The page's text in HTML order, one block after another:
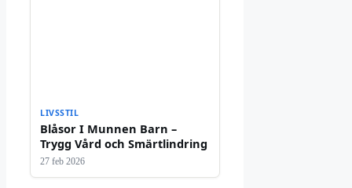
LIVSSTIL
Blåsor I Munnen Barn –
Trygg Vård och Smärtlindring
27 feb 2026